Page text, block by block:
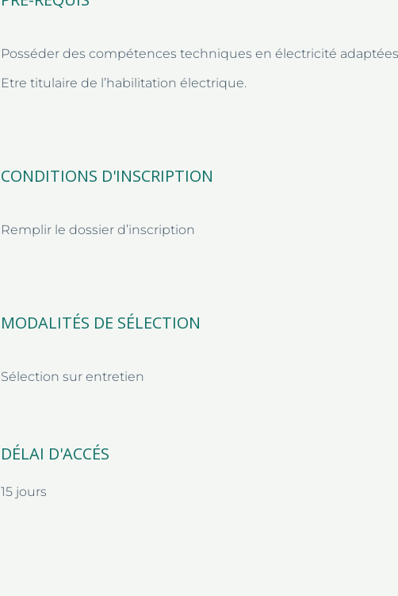
Posséder des compétences techniques en électricité
Etre titulaire de l’habilitation électrique.
CONDITIONS D'INSCRIPTION
Remplir le dossier d’inscription
MODALITÉS DE SÉLECTION
Sélection sur entretien
DÉLAI D'ACCÉS
15 jours